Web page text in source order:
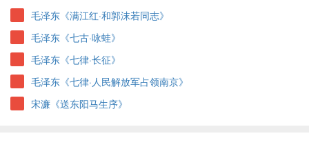
毛泽东《满江红·和郭沫若同志》
毛泽东《七古·咏蛙》
毛泽东《七律·长征》
毛泽东《七律·人民解放军占领南京》
宋濂《送东阳马生序》